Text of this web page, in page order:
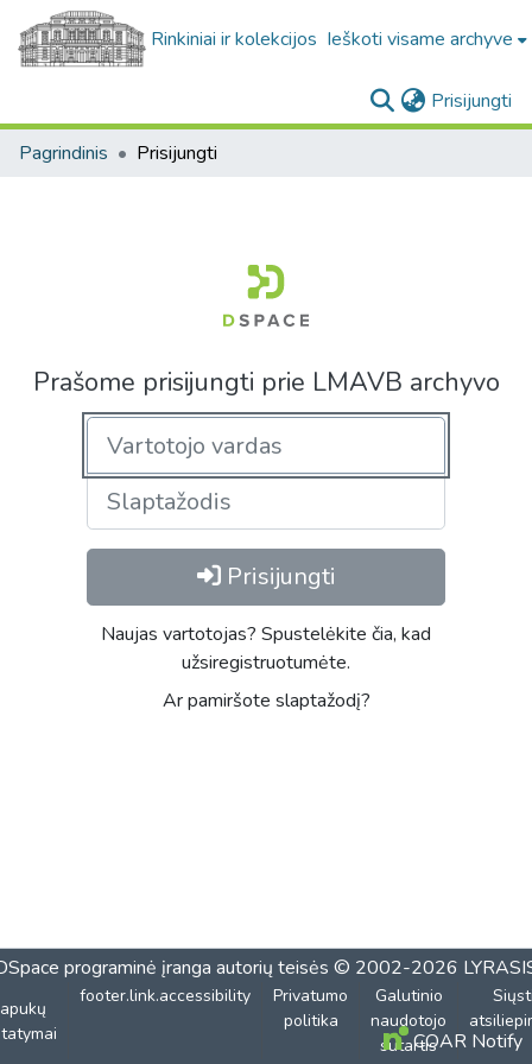
Rinkiniai ir kolekcijos Ieškoti visame archyve
Prisijungti
Pagrindinis Prisijungti
Prašome prisijungti prie LMAVB archyvo
Prisijungti
Naujas vartotojas? Spustelėkite čia, kad
užsiregistruotumėte.
Ar pamiršote slaptažodį?
programinė įranga autorių teisės © 2002-2026
footer.link.accessibility
Privatumo
politika
Galutinio
naudotojo
sutartisCOAR Notify